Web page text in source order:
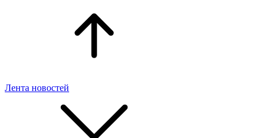
Лента новостей